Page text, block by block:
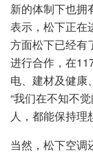
新的体制下也拥
表示，松下正在
方面松下已经有
进行合作，在
电、建材及健康
“我们在不知不
人，都能保持理
当然，松下空调